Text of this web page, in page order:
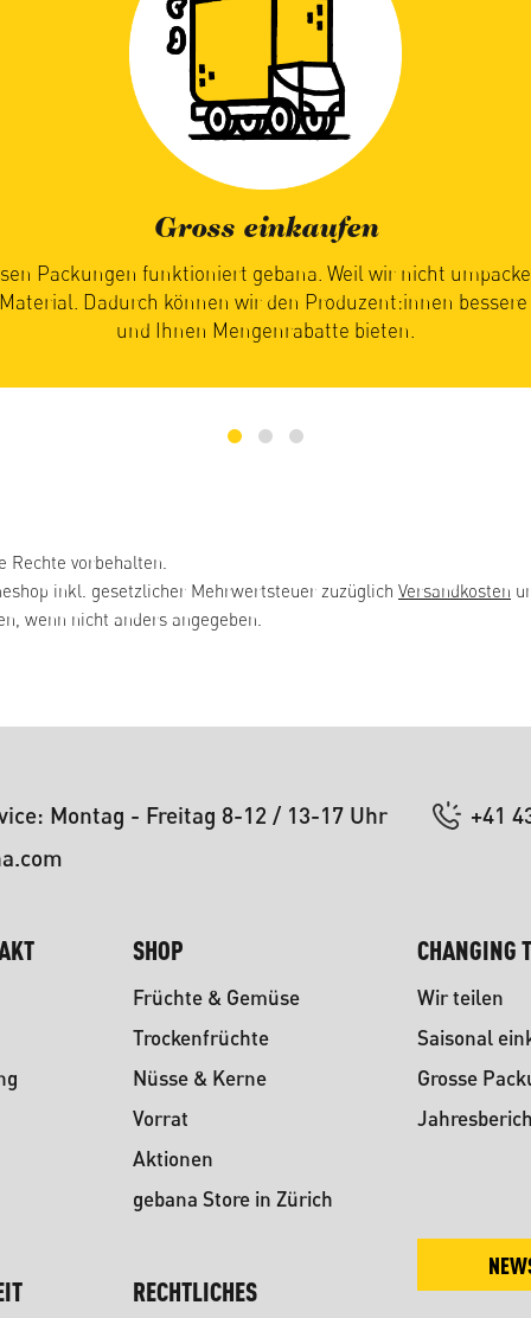
Saisonal geniessen
wann Sie bei uns Ihre saisonalen Lebensmittel
reif und bereit für die Reise zu Ihnen sind. Ihre Geduld
Früchte und Gemüse so einfach am besten schmecken.
Rechte vorbehalten.
inkl. gesetzlicher Mehrwertsteuer zuzüglich Versandkosten
wenn nicht anders angegeben.
Montag - Freitag 8-12 / 13-17 Uhr
+41
SHOP
Früchte & Gemüse
Trockenfrüchte
Nüsse & Kerne
Vorrat
Aktionen
gebana Store in Zürich
CHANGING
Wir teilen
Saisonal
Grosse
RECHTLICHES